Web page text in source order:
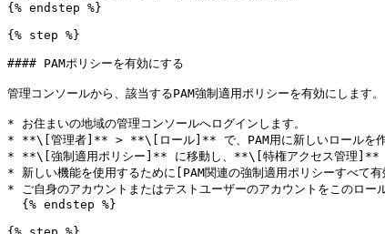
{% endstep %}
{% step %}
#### PAMポリシーを有効にする
管理コンソールから、該当するPAM強制適用ポリシーを有効にします。
* お住まいの地域の管理コンソールへログインします。
* **\[管理者]** > **\[ロール]** で、PAM用に新しいロールを作成
* **\[強制適用ポリシー]** に移動し、**\[特権アクセス管理]**
* 新しい機能を使用するために[PAM関連の強制適用ポリシ
* ご自身のアカウントまたはテストユーザーのアカウントをこのロー